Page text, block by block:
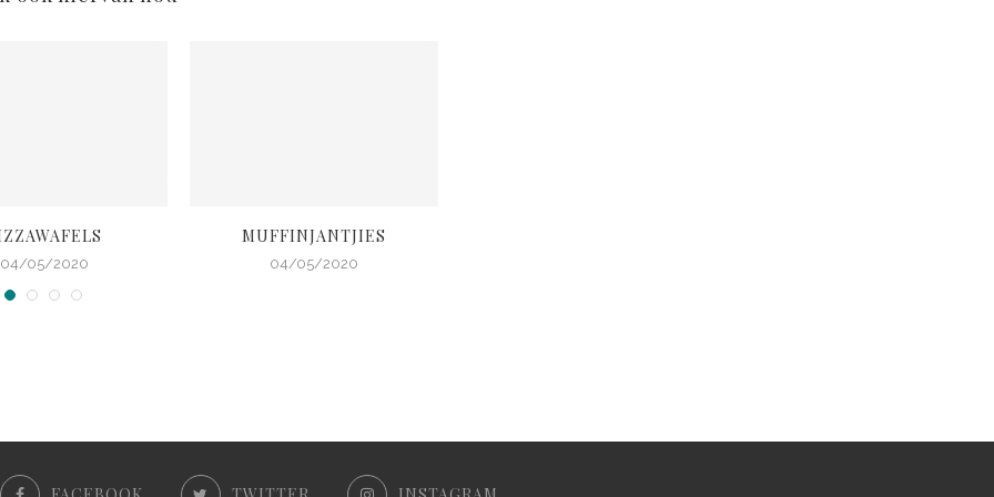
04/05/2020
MUFFINJANTJIES
04/05/2020